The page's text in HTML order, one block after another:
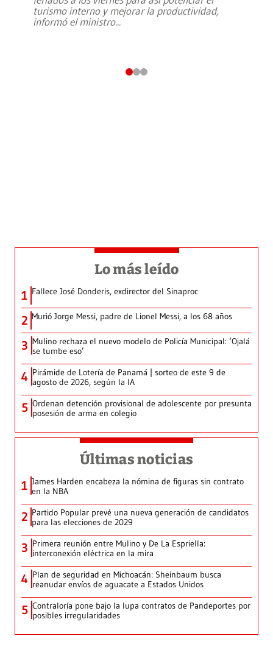
turismo interno y mejorar la productividad,
informó el ministro...
Lo más leído
1 Fallece José Donderis, exdirector del Sinaproc
2 Murió Jorge Messi, padre de Lionel Messi, a los 68 años
3 Mulino rechaza el nuevo modelo de Policía Municipal: ‘Ojalá
se tumbe eso’
4 Pirámide de Lotería de Panamá | sorteo de este 9 de
agosto de 2026, según la IA
5 Ordenan detención provisional de adolescente por presunta
posesión de arma en colegio
Últimas noticias
1 James Harden encabeza la nómina de figuras sin contrato
en la NBA
2 Partido Popular prevé una nueva generación de candidatos
para las elecciones de 2029
3 Primera reunión entre Mulino y De La Espriella:
interconexión eléctrica en la mira
4 Plan de seguridad en Michoacán: Sheinbaum busca
reanudar envíos de aguacate a Estados Unidos
5 Contraloría pone bajo la lupa contratos de Pandeportes por
posibles irregularidades